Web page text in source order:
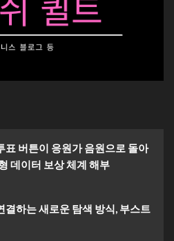
표 버튼이 응원가 음원으로 돌아
데이터 보상 체계 해부
결하는 새로운 탐색 방식, 부스트